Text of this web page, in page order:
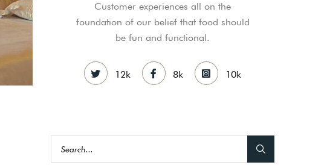
Customer experiences all on the
foundation of our belief that food should
be fun and functional.
12k 8k 10k